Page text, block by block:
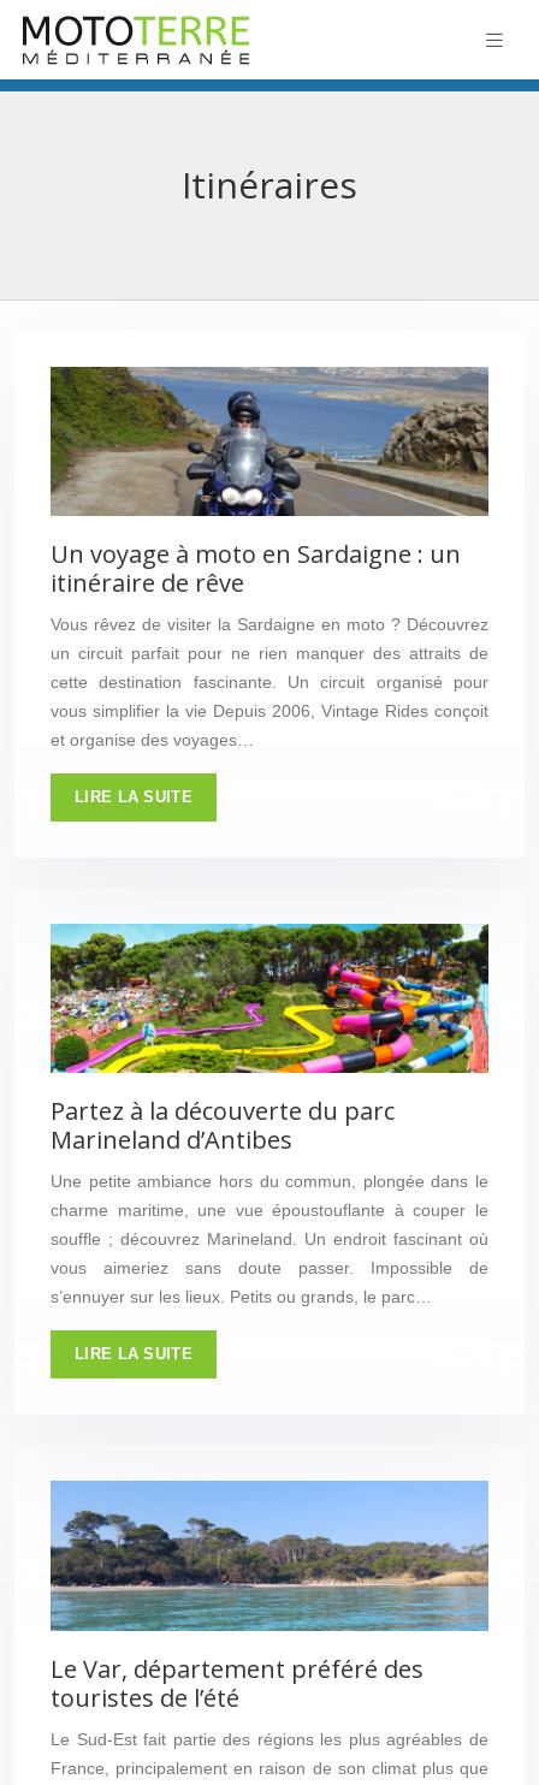
Itinéraires
Un voyage à moto en Sardaigne : un
itinéraire de rêve
Vous rêvez de visiter la Sardaigne en moto ? Découvrez
un circuit parfait pour ne rien manquer des attraits de
cette destination fascinante. Un circuit organisé pour
vous simplifier la vie Depuis 2006, Vintage Rides conçoit
et organise des voyages…
LIRE LA SUITE
Partez à la découverte du parc
Marineland d’Antibes
Une petite ambiance hors du commun, plongée dans le
charme maritime, une vue époustouflante à couper le
souffle ; découvrez Marineland. Un endroit fascinant où
vous aimeriez sans doute passer. Impossible de
s’ennuyer sur les lieux. Petits ou grands, le parc…
LIRE LA SUITE
Le Var, département préféré des
touristes de l’été
Le Sud-Est fait partie des régions les plus agréables de
France, principalement en raison de son climat plus que